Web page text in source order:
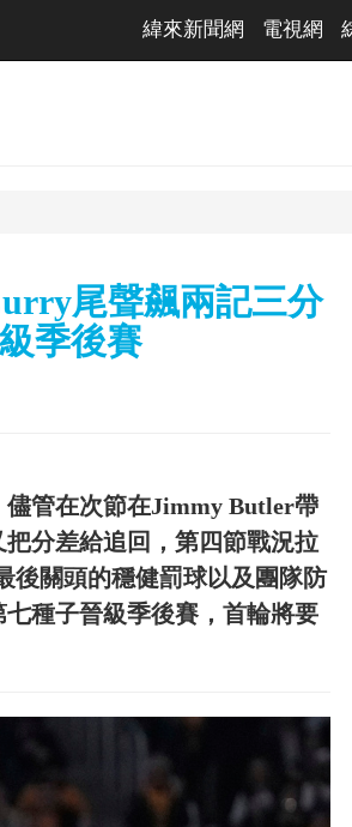
緯來新聞網 電視網
尾聲飆兩記三分
季後賽
管在次節在Jimmy Butler帶
分差給追回，第四節戰況拉
後關頭的穩健罰球以及團隊防
種子晉級季後賽，首輪將要